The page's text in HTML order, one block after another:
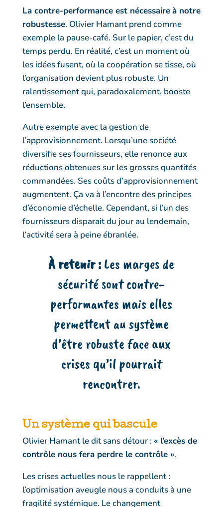
La contre-performance est nécessaireà notre
robustesse. Olivier Hamant prend comme
exemple la pause-café. Sur le papier, c’est du
temps perdu. En réalité, c’est un moment où
les idées fusent, où la coopération se tisse, où
l’organisation devient plus robuste. Un
ralentissement qui, paradoxalement, booste
l’ensemble.
Autre exemple avec la gestion de
l’approvisionnement. Lorsqu’une société
diversifie ses fournisseurs, elle renonce aux
réductions obtenues sur les grosses quantités
commandées. Ses coûts d’approvisionnement
augmentent. Ça va à l’encontre des principes
d’économie d’échelle. Cependant, si l’un des
fournisseurs disparait du jour au lendemain,
l’activité sera à peine ébranlée.
À retenir :Les marges de
sécurité sont contre-
performantes mais elles
permettent au système
d’être robuste face aux
crises qu’il pourrait
rencontrer.
Un systèmequi bascule
Olivier Hamantle dit sans détour : « l’excès de
contrôle nous fera perdre le contrôle ».
Les crises actuelles nous le rappellent :
l’optimisation aveugle nous a conduits à une
fragilité systémique. Le changement